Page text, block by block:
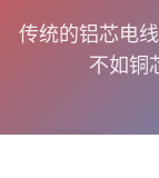
传统的铝芯电
不如铜